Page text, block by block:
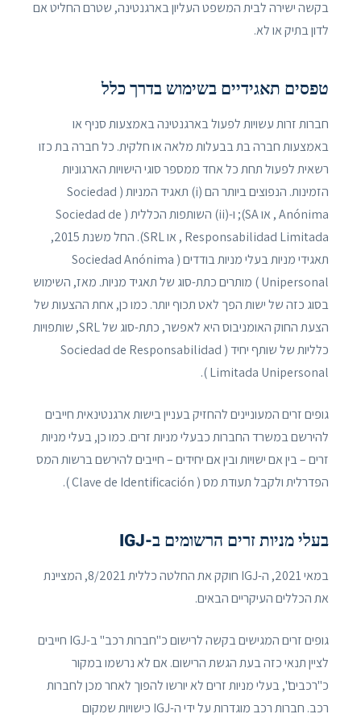
בקשה ישירה לבית המשפט העליון בארגנטינה, שטרם החליט אם
לדון בתיק או לא.
טפסים תאגידיים בשימוש בדרך כלל
חברות זרות עשויות לפעול בארגנטינה באמצעות סניף או
באמצעות חברה בת בבעלות מלאה או חלקית. כל חברה בת כזו
רשאית לפעול תחת כל אחד ממספר סוגי הישויות הארגוניות
הזמינות. הנפוצים ביותר הם (i) תאגיד המניות ( Sociedad
Anónima , או SA); ו-(ii) השותפות הכללית ( Sociedad de
Responsabilidad Limitada , או SRL). החל משנת 2015,
תאגידי מניות בעלי מניות בודדים ( Sociedad Anónima
Unipersonal ) מותרים כתת-סוג של תאגיד מניות. מאז, השימוש
בסוג כזה של ישות הפך לאט תכוף יותר. כמו כן, אחת ההצעות של
הצעת החוק האומניבוס היא לאפשר, כתת-סוג של SRL, שותפויות
כלליות של שותף יחיד ( Sociedad de Responsabilidad
Limitada Unipersonal ).
גופים זרים המעוניינים להחזיק בעניין בישות ארגנטינאית חייבים
להירשם במשרד החברות כבעלי מניות זרים. כמו כן, בעלי מניות
זרים – בין אם ישויות ובין אם יחידים – חייבים להירשם ברשות המס
הפדרלית ולקבל תעודת מס ( Clave de Identificación ).
בעלי מניות זרים הרשומים ב-IGJ
במאי 2021, ה-IGJ חוקק את החלטה כללית 8/2021, המציינת
את הכללים העיקריים הבאים.
גופים זרים המגישים בקשה לרישום כ"חברות רכב" ב-IGJ חייבים
לציין תנאי כזה בעת הגשת הרישום. אם לא נרשמו במקור
כ"רכבים", בעלי מניות זרים לא יורשו להפוך לאחר מכן לחברות
רכב. חברות רכב מוגדרות על ידי ה-IGJ כישויות שמקום